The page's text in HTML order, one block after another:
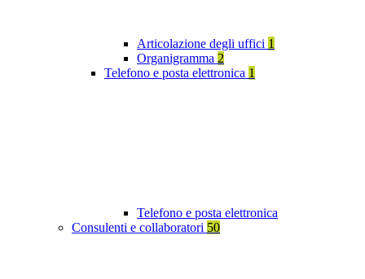
Articolazione degli uffici 1
Organigramma 2
Telefono e posta elettronica 1
Telefono e posta elettronica
Consulenti e collaboratori 50